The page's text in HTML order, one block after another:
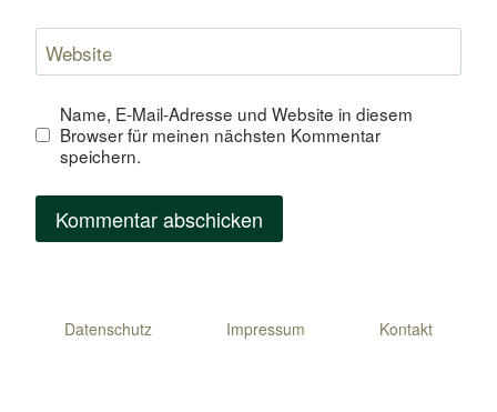
Website
Name, E-Mail-Adresse und Website in diesem
Browser für meinen nächsten Kommentar
speichern.
Datenschutz Impressum Kontakt